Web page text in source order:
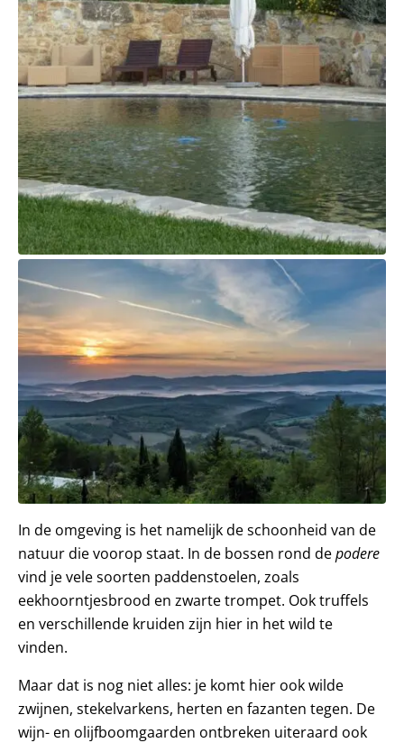
In de omgeving is het namelijk de schoonheid van de
natuur die voorop staat. In de bossen rond depodere
vind je vele soorten paddenstoelen, zoals
eekhoorntjesbrood en zwarte trompet. Ook truffels
en verschillende kruiden zijn hier in het wild te
vinden.
Maar dat is nog niet alles: je komt hier ook wilde
zwijnen, stekelvarkens, herten en fazanten tegen. De
wijn- en olijfboomgaarden ontbreken uiteraard ook